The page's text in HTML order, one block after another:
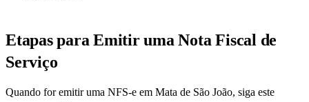
Etapas para Emitir uma Nota Fiscal de
Serviço
Quando for emitir uma NFS-e em Mata de São João, siga este